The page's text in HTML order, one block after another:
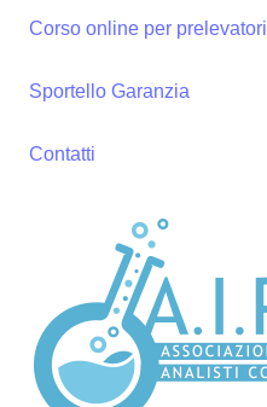
Corso online per prelevatori
Sportello Garanzia
Contatti